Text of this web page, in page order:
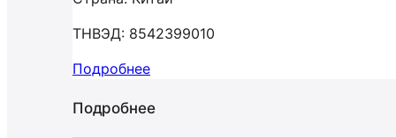
ТНВЭД: 8542399010
Подробнее
Подробнее